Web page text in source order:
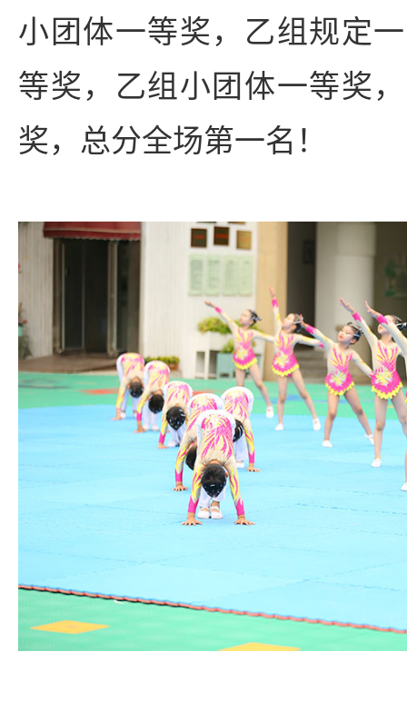
小团体一等奖，乙组规定
等奖，乙组小团体一等奖
奖，总分全场第一名！